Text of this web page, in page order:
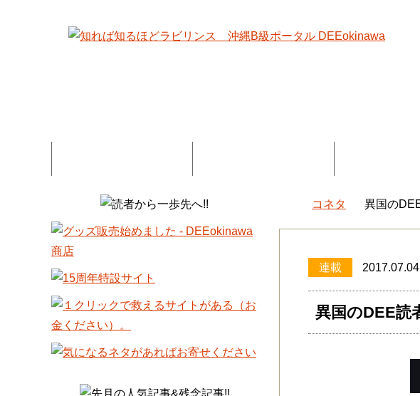
DEEokinawaトップ
コネタ
連載 2017.07.04